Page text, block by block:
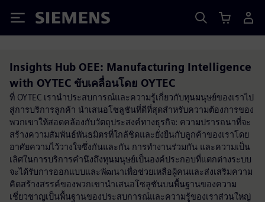
Siemens
Insights Hub OEE: Manufacturing Intelligence
with OYTEC ขับเคลื่อนโดย OYTEC
ที่ OYTEC เรานำประสบการณ์และความรู้เกี่ยวกับทุนมนุษย์ของเราไป
สู่การบริการลูกค้า นำเสนอโซลูชันที่ดีที่สุดสำหรับความต้องการของ
พวกเขาให้สอดคล้องกับวัตถุประสงค์ทางธุรกิจ: ความปรารถนาที่จะ
สร้างความสัมพันธ์พันธมิตรที่ใกล้ชิดและยั่งยืนกับลูกค้าของเราโดย
อาศัยความไว้วางใจซึ่งกันและกัน การทำงานร่วมกัน และความเป็น
เลิศในการบริการคำนึงถึงทุนมนุษย์เป็นองค์ประกอบที่แตกต่างระบบ
จะได้รับการออกแบบและพัฒนาเพื่อช่วยเหลือผู้คนและส่งเสริมความ
คิดสร้างสรรค์ของพวกเขานำเสนอโซลูชันบนพื้นฐานของความ
เชี่ยวชาญเป็นพื้นฐานของประสบการณ์และความรู้ของเราส่วนใหญ่